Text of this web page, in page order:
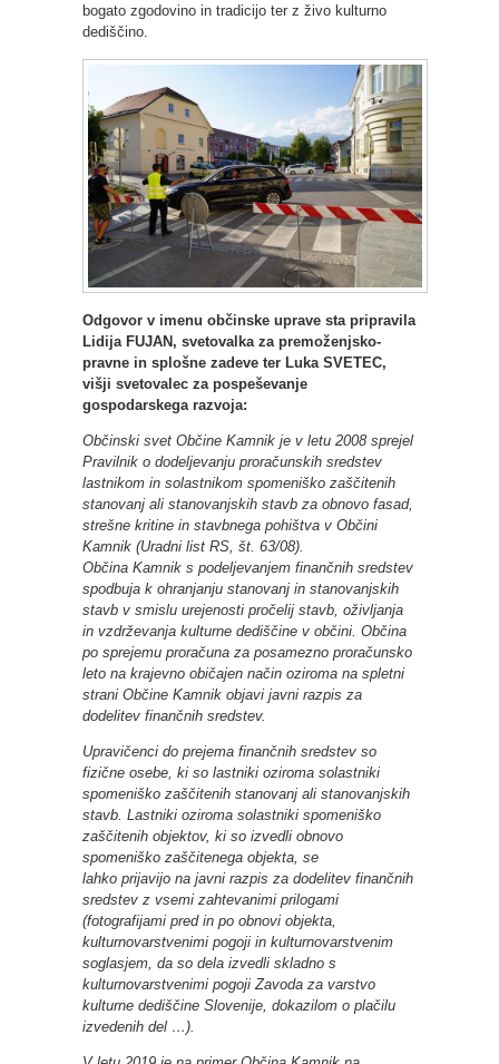
bogato zgodovino in tradicijo ter z živo kulturno
dediščino.
Odgovor v imenu občinske uprave sta pripravila
Lidija FUJAN, svetovalka za premoženjsko-
pravne in splošne zadeve ter Luka SVETEC,
višji svetovalec za pospeševanje
gospodarskega razvoja:
Občinski svet Občine Kamnik je v letu 2008 sprejel
Pravilnik o dodeljevanju proračunskih sredstev
lastnikom in solastnikom spomeniško zaščitenih
stanovanj ali stanovanjskih stavb za obnovo fasad,
strešne kritine in stavbnega pohištva v Občini
Kamnik (Uradni list RS, št. 63/08).
Občina Kamnik s podeljevanjem finančnih sredstev
spodbuja k ohranjanju stanovanj in stanovanjskih
stavb v smislu urejenosti pročelij stavb, oživljanja
in vzdrževanja kulturne dediščine v občini. Občina
po sprejemu proračuna za posamezno proračunsko
leto na krajevno običajen način oziroma na spletni
strani Občine Kamnik objavi javni razpis za
dodelitev finančnih sredstev.
Upravičenci do prejema finančnih sredstev so
fizične osebe, ki so lastniki oziroma solastniki
spomeniško zaščitenih stanovanj ali stanovanjskih
stavb. Lastniki oziroma solastniki spomeniško
zaščitenih objektov, ki so izvedli obnovo
spomeniško zaščitenega objekta, se
lahko prijavijo na javni razpis za dodelitev finančnih
sredstev z vsemi zahtevanimi prilogami
(fotografijami pred in po obnovi objekta,
kulturnovarstvenimi pogoji in kulturnovarstvenim
soglasjem, da so dela izvedli skladno s
kulturnovarstvenimi pogoji Zavoda za varstvo
kulturne dediščine Slovenije, dokazilom o plačilu
izvedenih del …).